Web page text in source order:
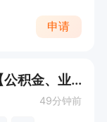
申请
业务精英（双休，大良上班）【公积金、业绩奖、年终奖、年底双薪、节日福利】
49分钟前